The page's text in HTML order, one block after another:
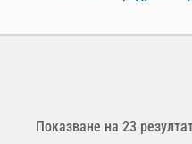
Показване на 23